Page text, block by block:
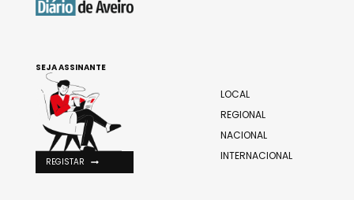
LOCAL
REGIONAL
NACIONAL
INTERNACIONAL
SEJA ASSINANTE
REGISTAR